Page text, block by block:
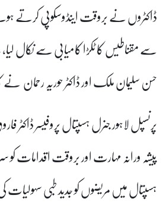
ڈاکٹروں نے بروقت اینڈوسکوپی
سے مقناطیس کا ٹکڑا کامیابی سے نکال لیا،
حسن سلیمان ملک اور ڈاکٹر حوریہ رحمان
پرنسپل لاہور جنرل ہسپتال پروفیسر ڈاکٹر
پیشہ ورانہ مہارت اور بروقت اقدامات کو
ہسپتال میں مریضوں کو جدید طبی سہولیات